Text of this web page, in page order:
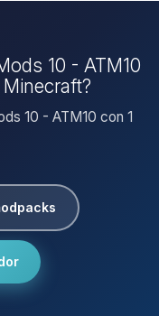
10 - ATM10
10 - ATM10 con 1